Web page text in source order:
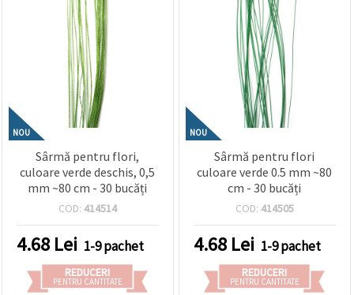
NOU
Sârmă pentru flori,
culoare verde deschis, 0,5
mm ~80 cm - 30 bucăți
COD: 414514
4.68 Lei 1-9 pachet
REDUCERI
PENTRU CANTITATE
NOU
Sârmă pentru flori
culoare verde 0.5 mm ~80
cm - 30 bucăți
COD: 414505
4.68 Lei 1-9 pachet
REDUCERI
PENTRU CANTITATE